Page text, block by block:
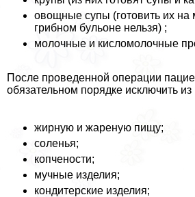
овощные супы (готовить их
грибном бульоне нельзя) ;
молочные и кисломолочные
После проведенной операции
обязательном порядке исключить
жирную и жареную пищу;
соленья;
копчености;
мучные изделия;
кондитерские изделия;